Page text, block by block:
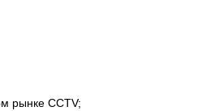
рынке CCTV;